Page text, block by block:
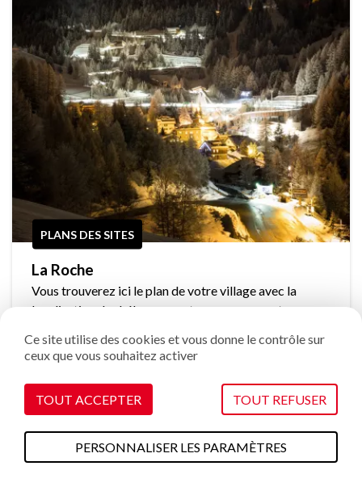
PLANS DES SITES
La Roche
Vous trouverez ici le plan de votre village avec la
localisation des hébergements, commerces et
TÉLÉCHARGER
Ce site utilise des cookies et vous donne le contrôle sur
ceux que vous souhaitez activer
TOUT ACCEPTER TOUT REFUSER
PERSONNALISER LES PARAMÈTRES